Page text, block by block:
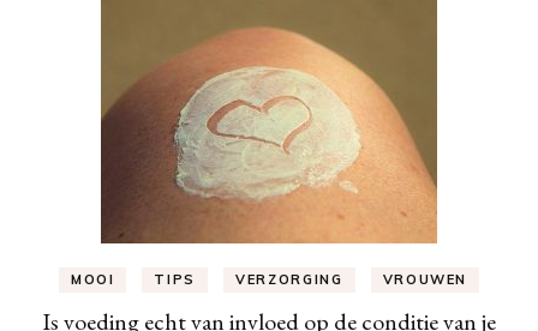
MOOI TIPS VERZORGING VROUWEN
Is voeding echt van invloed op de conditie van je